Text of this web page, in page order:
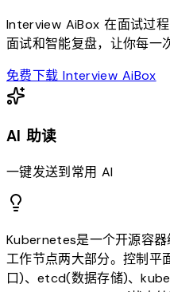
Interview AiBox 在面试过
面试和智能复盘，让你每一
免费下载 Interview AiBox
AI 助读
一键发送到常用 AI
Kubernetes是一个开源容
工作节点两大部分。控制
口)、etcd(数据存储)、